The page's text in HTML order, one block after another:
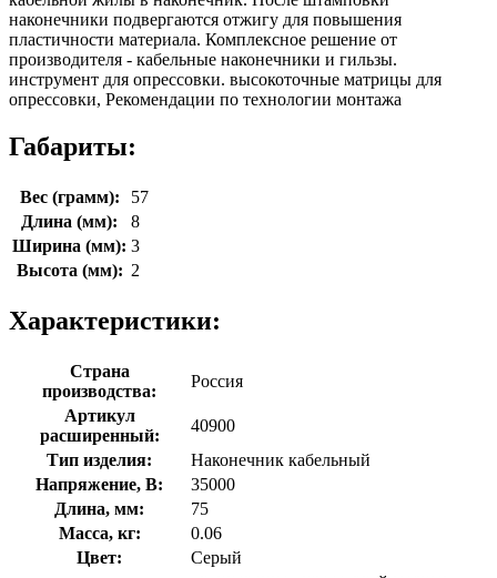
наконечники подвергаются отжигу для повышения
пластичности материала. Комплексное решение от
производителя - кабельные наконечники и гильзы.
инструмент для опрессовки. высокоточные матрицы для
опрессовки, Рекомендации по технологии монтажа
Габариты:
Вес (грамм):
57
Длина (мм):
8
Ширина (мм): 3
Высота (мм): 2
Характеристики:
Страна
производства:
Россия
Артикул
расширенный:
40900
Тип изделия:
Наконечник кабельный
Напряжение, В:
35000
Длина, мм:
75
Масса, кг:
0.06
Цвет:
Серый